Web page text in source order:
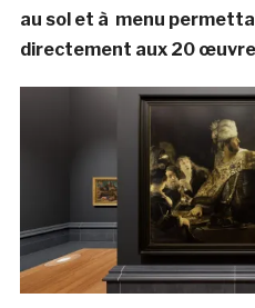
au sol et à menu
directement aux 20